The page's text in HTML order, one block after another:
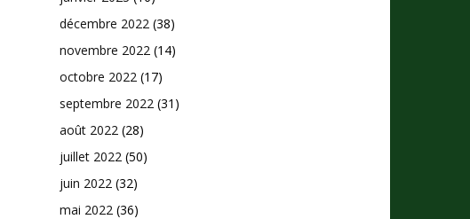
décembre 2022 (38)
novembre 2022 (14)
octobre 2022 (17)
septembre 2022 (31)
août 2022 (28)
juillet 2022 (50)
juin 2022 (32)
mai 2022 (36)